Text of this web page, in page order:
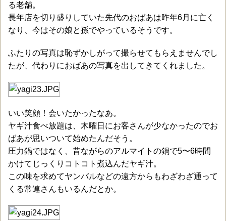
る老舗。
長年店を切り盛りしていた先代のおばあは昨年6月に亡く
なり、今はその娘と孫でやっているそうです。
ふたりの写真は恥ずかしがって撮らせてもらえませんでし
たが、代わりにおばあの写真を出してきてくれました。
いい笑顔！会いたかったなあ。
ヤギ汁食べ放題は、木曜日にお客さんが少なかったのでお
ばあが思いついて始めたんだそう。
圧力鍋ではなく、昔ながらのアルマイトの鍋で5〜6時間
かけてじっくりコトコト煮込んだヤギ汁。
この味を求めてヤンバルなどの遠方からもわざわざ通って
くる常連さんもいるんだとか。